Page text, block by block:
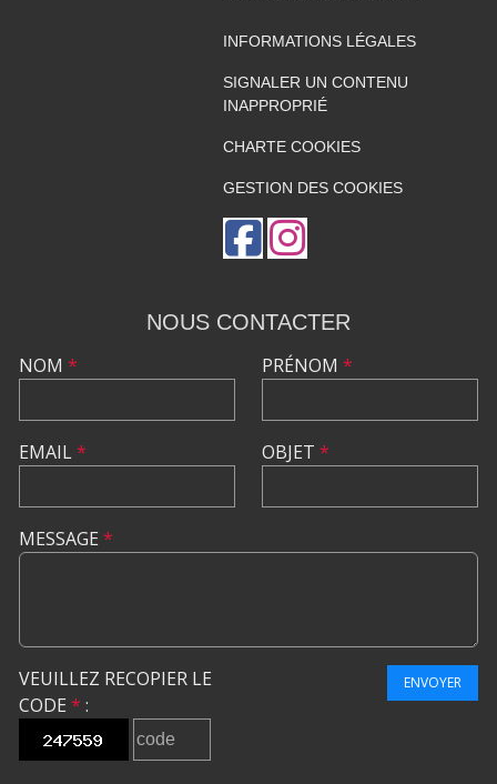
INFORMATIONS LÉGALES
SIGNALER UN CONTENU
INAPPROPRIÉ
CHARTE COOKIES
GESTION DES COOKIES
NOUS CONTACTER
NOM *
EMAIL*
PRÉNOM *
OBJET *
MESSAGE *
VEUILLEZ RECOPIER LE
CODE * :
ENVOYER